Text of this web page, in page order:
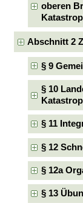
oberen
Abschnitt 2
§ 9
§ 10
§ 11
§ 12
§ 12a
§ 13